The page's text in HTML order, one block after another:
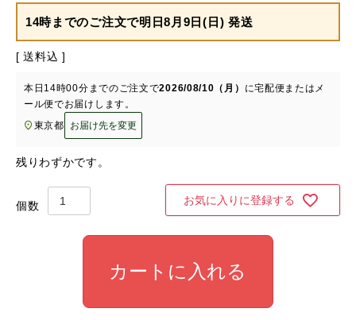
14時までのご注文で明日8月9日(日) 発送
送料込
本日 14時00分 までのご注文で2026/08/10（月） に宅配便またはメ
ール便でお届けします。
東京都
お届け先を変更
残りわずかです。
お気に入りに登録する
カートに入れる